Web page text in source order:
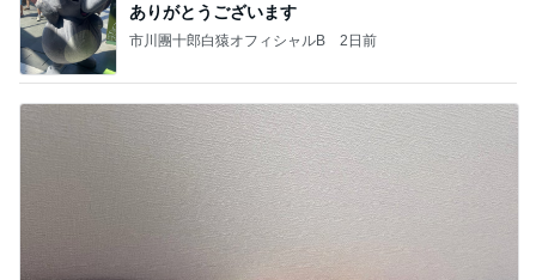
ありがとうございます
市川團十郎白猿オフィシャルB 2日前